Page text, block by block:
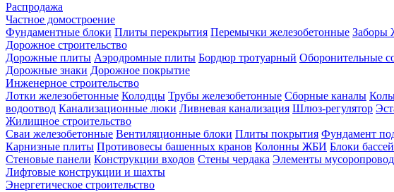
Распродажа
Частное домостроение
Фундаментные блоки Плиты перекрытия Перемычки железобетонные Заборы
Дорожное строительство
Дорожные плиты Аэродромные плиты Бордюр тротуарный Оборонительные
Дорожные знаки Дорожное покрытие
Инженерное строительство
Лотки железобетонные Колодцы Трубы железобетонные Сборные каналы
водоотвод Канализационные люки Ливневая канализация Шлюз-регулятор
Жилищное строительство
Сваи железобетонные Вентиляционные блоки Плиты покрытия Фундамент
Карнизные плиты Противовесы башенных кранов Колонны ЖБИ Блоки
Стеновые панели Конструкции входов Стены чердака Элементы
Лифтовые конструкции и шахты
Энергетическое строительство